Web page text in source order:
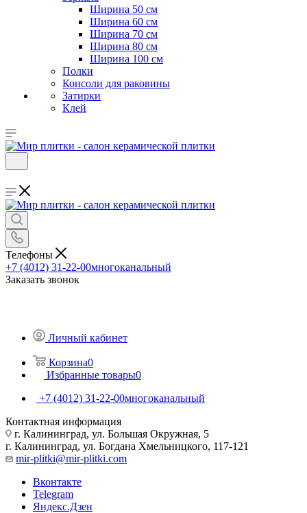
Ширина 50 см
Ширина 60 см
Ширина 70 см
Ширина 80 см
Ширина 100 см
Полки
Консоли для раковины
Затирки
Клей
Телефоны
+7 (4012) 31-22-00многоканальный
Заказать звонок
Личный кабинет
Корзина0
Избранные товары0
+7 (4012) 31-22-00многоканальный
Контактная информация
г. Калининград, ул. Большая Окружная, 5
г. Калининград, ул. Богдана Хмельницкого, 117-121
mir-plitki@mir-plitki.com
Вконтакте
Telegram
Яндекс.Дзен